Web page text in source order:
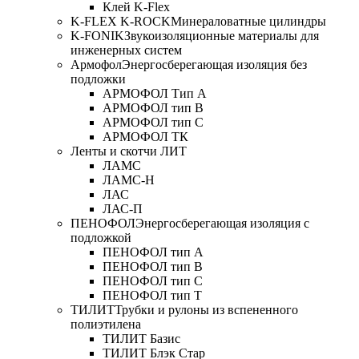
Клей K-Flex
K-FLEX K-ROCKМинераловатные цилиндры
K-FONIKЗвукоизоляционные материалы для
инженерных систем
АрмофолЭнергосберегающая изоляция без
подложки
АРМОФОЛ Тип А
АРМОФОЛ тип В
АРМОФОЛ тип C
АРМОФОЛ ТК
Ленты и скотчи ЛИТ
ЛАМС
ЛАМС-Н
ЛАС
ЛАС-П
ПЕНОФОЛЭнергосберегающая изоляция с
подложкой
ПЕНОФОЛ тип А
ПЕНОФОЛ тип B
ПЕНОФОЛ тип C
ПЕНОФОЛ тип T
ТИЛИТТрубки и рулоны из вспененного
полиэтилена
ТИЛИТ Базис
ТИЛИТ Блэк Стар